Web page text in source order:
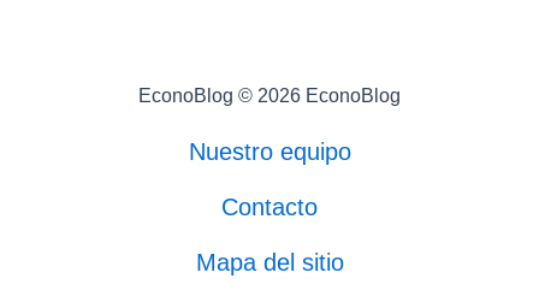
EconoBlog © 2026 EconoBlog
Nuestro equipo
Contacto
Mapa del sitio